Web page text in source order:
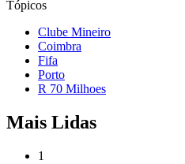
Tópicos
Clube Mineiro
Coimbra
Fifa
Porto
R 70 Milhoes
Mais Lidas
1